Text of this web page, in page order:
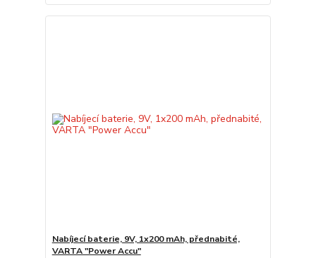
Nabíjecí baterie, 9V, 1x200 mAh, přednabité,
VARTA "Power Accu"